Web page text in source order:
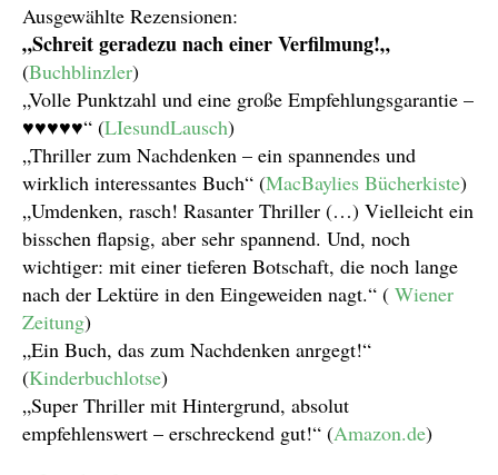
Ausgewählte Rezensionen:
„Schreit geradezu nach einer Verfilmung!„
(Buchblinzler)
„Volle Punktzahl und eine große Empfehlungsgarantie –
♥♥♥♥♥“ (LIesundLausch)
„Thriller zum Nachdenken – ein spannendes und
wirklich interessantes Buch“ (MacBaylies Bücherkiste)
„Umdenken, rasch! Rasanter Thriller (…) Vielleicht ein
bisschen flapsig, aber sehr spannend. Und, noch
wichtiger: mit einer tieferen Botschaft, die noch lange
nach der Lektüre in den Eingeweiden nagt.“ ( Wiener
Zeitung)
„Ein Buch, das zum Nachdenken anrgegt!“
(Kinderbuchlotse)
„Super Thriller mit Hintergrund, absolut
empfehlenswert – erschreckend gut!“ (Amazon.de)